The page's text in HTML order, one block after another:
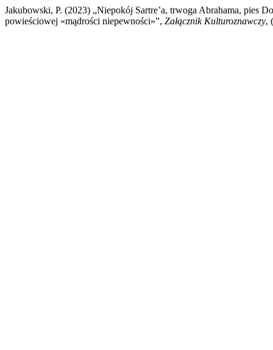
Jakubowski, P. (2023) „Niepokój Sartre’a, trwoga Abrahama, pies
powieściowej «mądrości niepewności»”, Załącznik Kulturoznawczy,